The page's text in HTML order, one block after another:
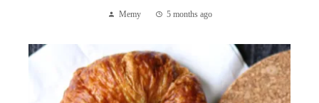
Memy 5 months ago